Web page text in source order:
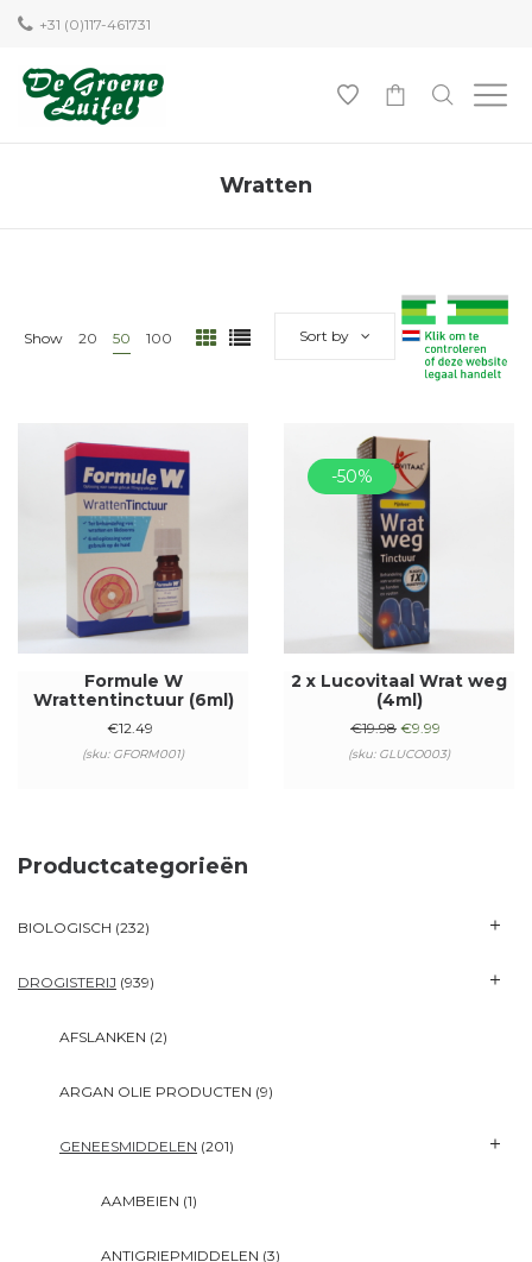
+31 (0)117-461731
Wratten
Show 20 50 100 Sort by
Formule W
Wrattentinctuur (6ml)
€12.49
(sku: GFORM001)
-50%
2 x Lucovitaal Wrat weg
(4ml)
€19.98 €9.99
(sku: GLUCO003)
Productcategorieën
BIOLOGISCH (232)
DROGISTERIJ (939)
AFSLANKEN (2)
ARGAN OLIE PRODUCTEN (9)
GENEESMIDDELEN (201)
AAMBEIEN (1)
ANTIGRIEPMIDDELEN (3)